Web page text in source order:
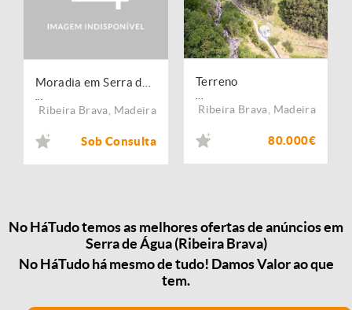
Ribeira Brava Madeira
Sob Consulta
Terreno
Ribeira Brava Madeira
80.000€
No HáTudo temos as melhores ofertas de anúncios em
Serra de Água (Ribeira Brava)
No HáTudo há mesmo de tudo! Damos Valor ao que
tem.